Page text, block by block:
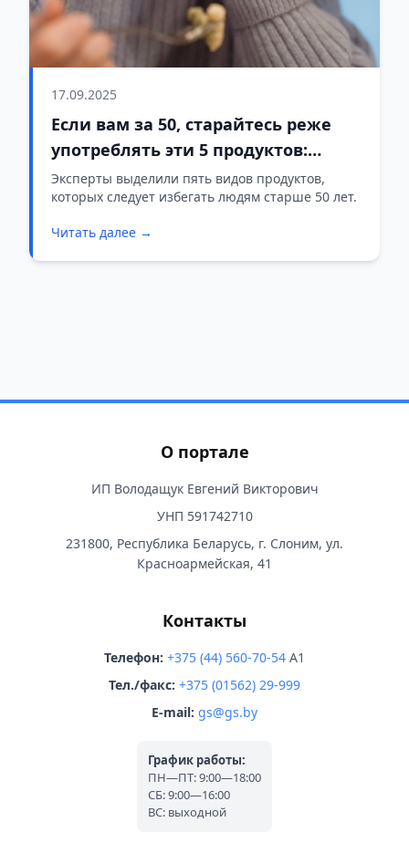
17.09.2025
Если вам за 50, старайтесь реже
употреблять эти 5 продуктов:
способствуют набору веса и
развитию диабета
Эксперты выделили пять видов продуктов,
которых следует избегать людям старше 50 лет.
Читать далее →
О портале
ИП Володащук Евгений Викторович
УНП 591742710
231800, Республика Беларусь, г. Слоним, ул.
Красноармейская, 41
Контакты
Телефон: +375 (44) 560-70-54 A1
Тел./факс: +375 (01562) 29-999
E-mail: gs@gs.by
График работы:
ПН—ПТ: 9:00—18:00
СБ: 9:00—16:00
ВС: выходной